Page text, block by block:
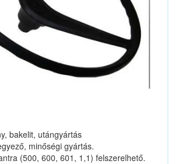
bakelit, utángyártás
minőségi gyártás.
(500, 600, 601, 1,1) felszerelhető.